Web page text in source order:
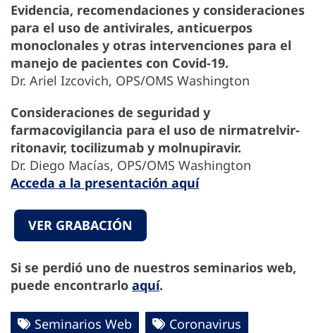
Evidencia, recomendaciones y consideraciones
para el uso de antivirales, anticuerpos
monoclonales y otras intervenciones para el
manejo de pacientes con Covid-19.
Dr. Ariel Izcovich, OPS/OMS Washington
Consideraciones de seguridad y
farmacovigilancia para el uso de nirmatrelvir-
ritonavir, tocilizumab y molnupiravir.
Dr. Diego Macías, OPS/OMS Washington
Acceda a la presentación aquí
VER GRABACIÓN
Si se perdió uno de nuestros seminarios web,
puede encontrarlo aquí.
Seminarios Web
Coronavirus